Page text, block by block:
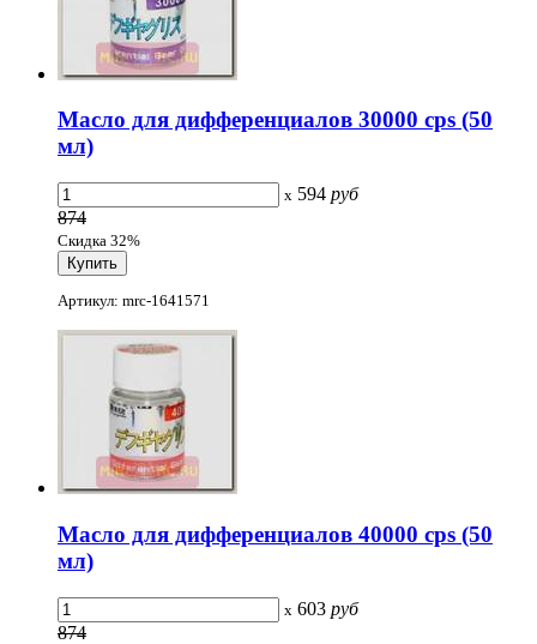
Масло для дифференциалов 30000 cps (50
мл)
x 594 руб
874
Скидка 32%
Артикул: mrc-1641571
Масло для дифференциалов 40000 cps (50
мл)
x 603 руб
874